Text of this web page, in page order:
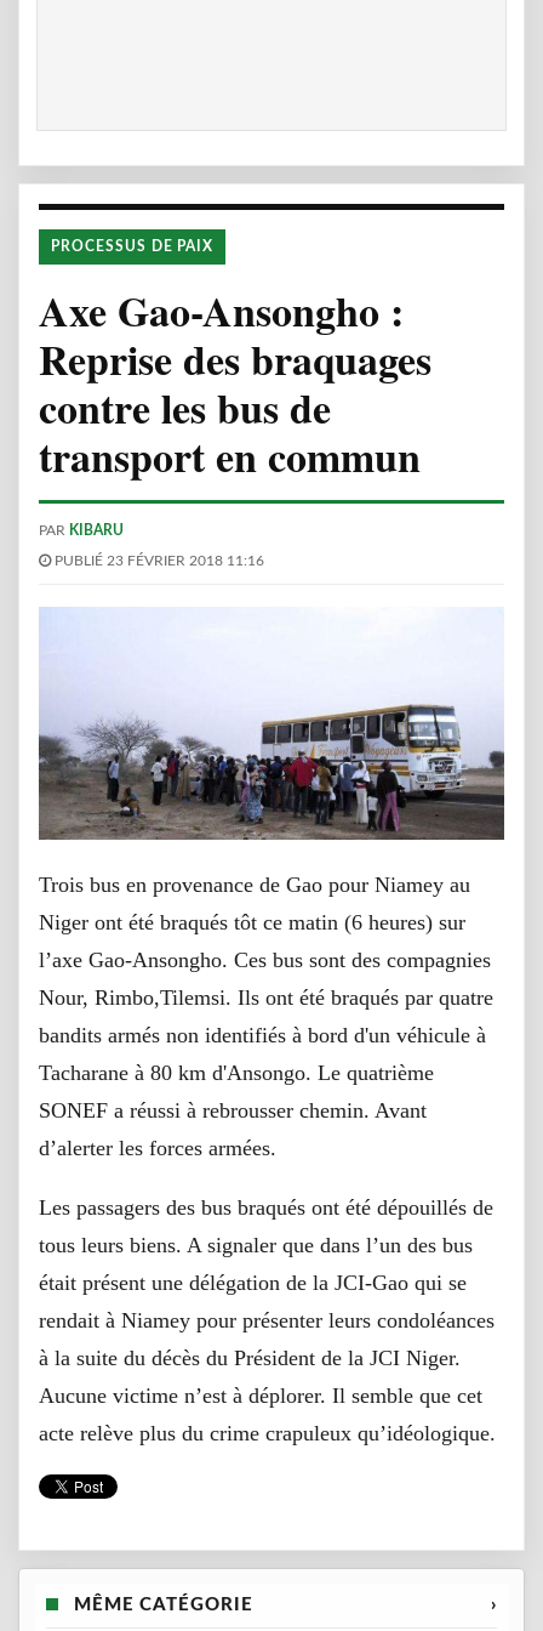
PROCESSUS DE PAIX
Axe Gao-Ansongho :
Reprise des braquages
contre les bus de
transport en commun
PAR KIBARU
PUBLIÉ 23 FÉVRIER 2018 11:16
Trois bus en provenance de Gao pour Niamey au
Niger ont été braqués tôt ce matin (6 heures) sur
l’axe Gao-Ansongho. Ces bus sont des compagnies
Nour, Rimbo,Tilemsi. Ils ont été braqués par quatre
bandits armés non identifiés à bord d'un véhicule à
Tacharane à 80 km d'Ansongo. Le quatrième
SONEF a réussi à rebrousser chemin. Avant
d’alerter les forces armées.
Les passagers des bus braqués ont été dépouillés de
tous leurs biens. A signaler que dans l’un des bus
était présent une délégation de la JCI-Gao qui se
rendait à Niamey pour présenter leurs condoléances
à la suite du décès du Président de la JCI Niger.
Aucune victime n’est à déplorer. Il semble que cet
acte relève plus du crime crapuleux qu’idéologique.
MÊME CATÉGORIE ›